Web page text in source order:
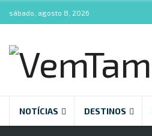
sábado, agosto 8, 2026
NOTÍCIAS DESTINOS